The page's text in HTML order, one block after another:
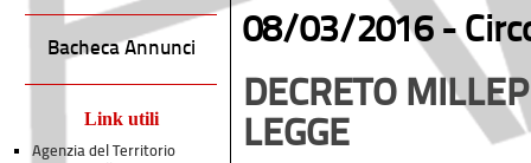
Bacheca Annunci
Link utili
Agenzia del Territorio
08/03/2016 -
DECRETO
LEGGE